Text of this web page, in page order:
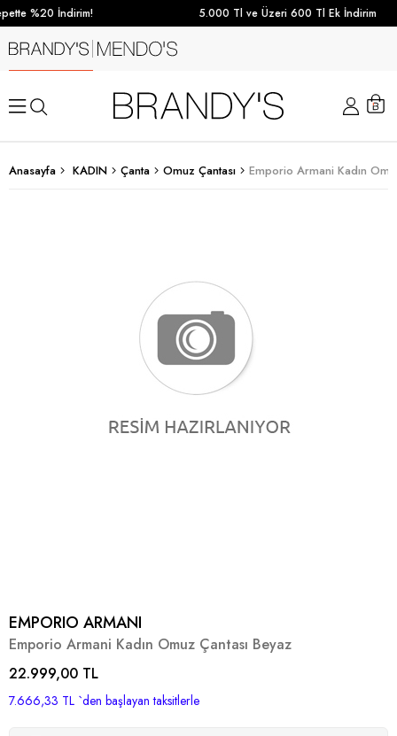
%20 İndirim! 5.000 Tl ve Üzeri 600 Tl Ek İndirim
Anasayfa KADIN Çanta Omuz Çantası Emporio Armani Kadın
EMPORIO ARMANI
Emporio Armani Kadın Omuz Çantası Beyaz
22.999,00 TL
7.666,33 TL `den başlayan taksitlerle